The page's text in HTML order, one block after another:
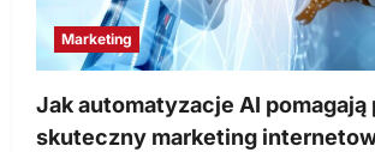
Marketing
Jak automatyzacje AI pomagają
skuteczny marketing